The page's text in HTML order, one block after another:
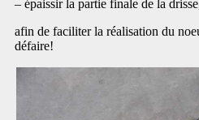
– épaissir la partie finale de la
afin de faciliter la réalisation du
défaire!